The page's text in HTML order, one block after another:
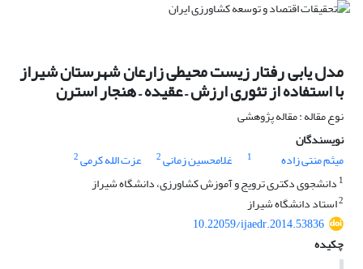
مدل یابی رفتار زیست محیطی زارعان شهرستان شیراز
با استفاده از تئوری ارزش – عقیده – هنجار استرن
نوع مقاله : مقاله پژوهشی
نویسندگان
میثم منتی زاده
1 غلامحسین زمانی2 عزت الله کرمی2
1 دانشجوی دکتری ترویج و آموزش کشاورزی، دانشگاه شیراز
2استاد دانشگاه شیراز
10.22059/ijaedr.2014.53836
چکیده